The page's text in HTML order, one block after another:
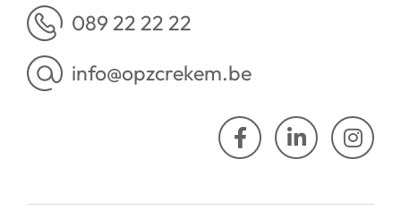
089 22 22 22
info@opzcrekem.be